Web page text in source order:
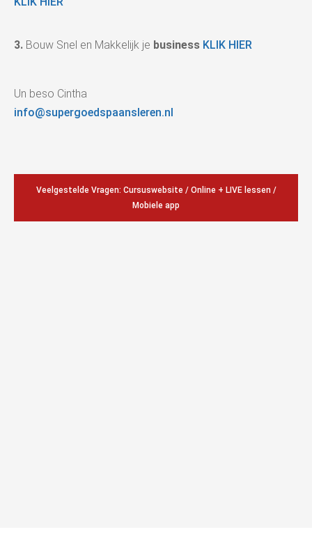
3. Bouw Snel en Makkelijk je business KLIK HIER
Un beso Cintha
info@supergoedspaansleren.nl
Veelgestelde Vragen: Cursuswebsite / Online + LIVE lessen /
Mobiele app